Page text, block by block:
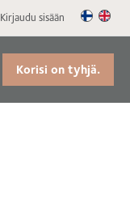
Kirjaudu sisään
Korisi on tyhjä.